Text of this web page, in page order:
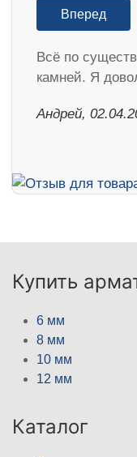
Вперед
Всё по
камней. Я
Андрей,
Купить
6 мм
8 мм
10 мм
12 мм
Каталог